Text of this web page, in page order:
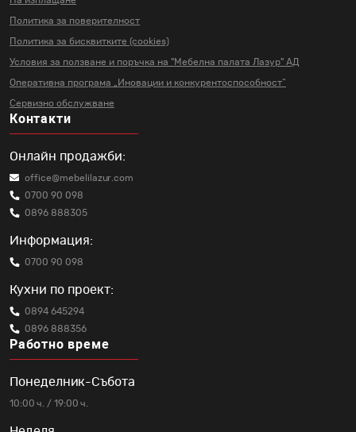
Политика за поверителност
Политика за бисквитките (cookies)
Условия за ползване и поръчка на "Мебелна палата Лазур" АД
Оперативна програма „Иновации и конкурентоспособност“
Сервизно обслужване
Контакти
Онлайн продажби:
office@mebelilazur.com
0700 90 098
0896 888305
Информация:
0700 90 098
Кухни по проект:
0894 645294
0896 888356
Работно време
Понеделник-Събота
10:00 ч. / 19:00 ч.